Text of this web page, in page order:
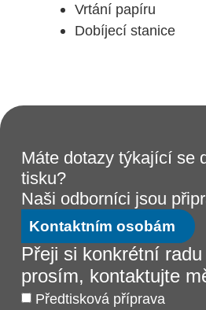
Vrtání papíru
Dobíjecí stanice
Máte dotazy týkající se
tisku?
Naši odborníci jsou
Kontaktním osobám
Přeji si konkrétní radu
prosím, kontaktujte
Předtisková příprava